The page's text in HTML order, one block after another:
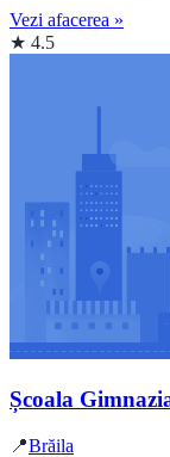
Vezi afacerea »
★ 4.5
Școala
📍Brăila